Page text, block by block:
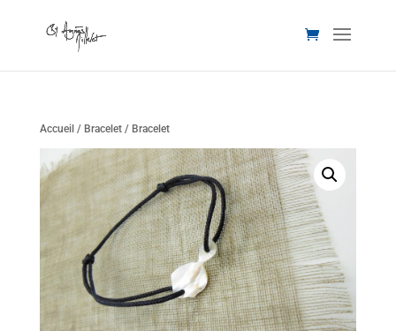
Accueil / Bracelet/ Bracelet